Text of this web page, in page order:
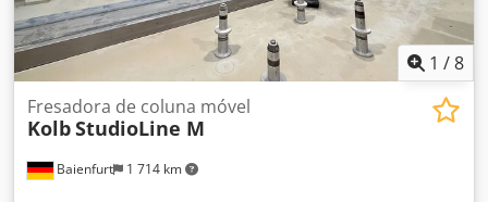
1 /8
Baienfurt 1 714 km
Fresadora de coluna móvel
KolbStudioLine M